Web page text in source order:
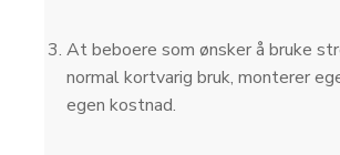
At beboere som ønsker å bruke
normal kortvarig bruk, monterer
egen kostnad.